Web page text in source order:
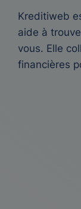
Kreditiweb
aide à
vous. Elle
financières